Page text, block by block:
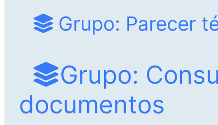
Grupo: Parecer
Grupo:
documentos